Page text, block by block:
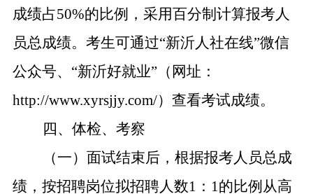
成绩占50%的比例，采用百分制计算报考人
员总成绩。考生可通过“新沂人社在线”微信
公众号、“新沂好就业”（网址：
http://www.xyrsjjy.com/）查看考试成绩。
四、体检、考察
（一）面试结束后，根据报考人员总成
绩，按招聘岗位拟招聘人数1：1的比例从高